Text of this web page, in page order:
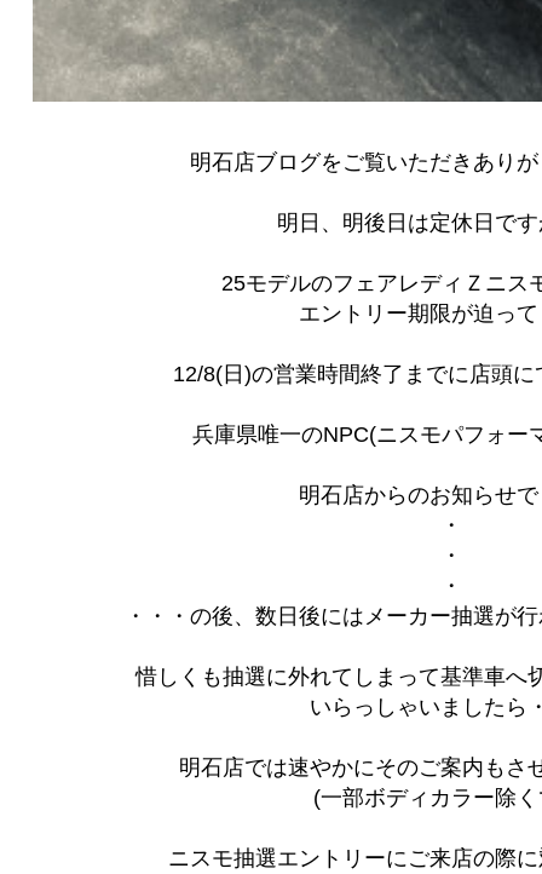
明石店ブログをご覧いただきあり
明日、明後日は定休日で
25モデルのフェアレディＺニス
エントリー期限が迫っ
12/8(日)の営業時間終了までに店頭
兵庫県唯一のNPC(ニスモパフォー
明石店からのお知らせ
・
・
・
・・・の後、数日後にはメーカー抽選が
惜しくも抽選に外れてしまって基準車へ
いらっしゃいましたら
明石店では速やかにそのご案内もさ
(一部ボディカラー除
ニスモ抽選エントリーにご来店の際